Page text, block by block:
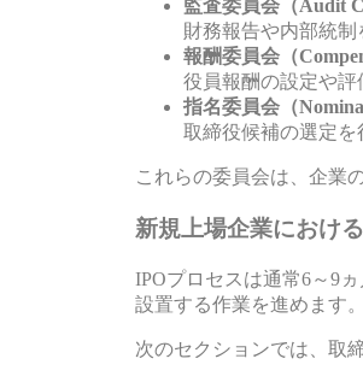
監査委員会（Audit
財務報告や内部統制
報酬委員会（
役員報酬の設定や評
指名委員会（
取締役候補の選定を
これらの委員会は、企業
新規上場企業におけ
IPOプロセスは通常6～9
設置する作業を進めます
次のセクションでは、取